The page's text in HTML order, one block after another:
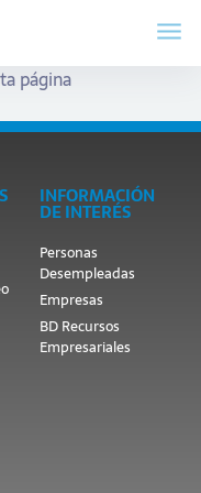
página
INFORMACIÓN
DE INTERÉS
Personas
Desempleadas
Empresas
BD Recursos
Empresariales